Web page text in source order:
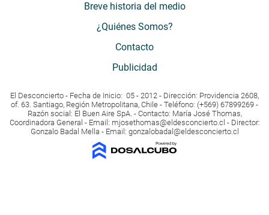
Breve historia del medio
¿Quiénes Somos?
Contacto
Publicidad
El Desconcierto - Fecha de Inicio: 05 - 2012 - Dirección: Providencia 2608,
of. 63. Santiago, Región Metropolitana, Chile - Teléfono: (+569) 67899269 -
Razón social: El Buen Aire SpA. - Contacto: María José Thomas,
Coordinadora General - Email: mjosethomas@eldesconcierto.cl - Director:
Gonzalo Badal Mella - Email: gonzalobadal@eldesconcierto.cl